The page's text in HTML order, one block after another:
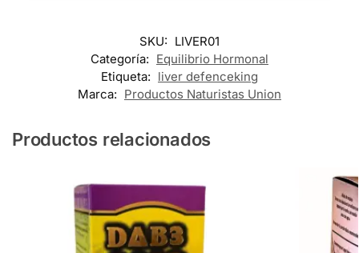
SKU: LIVER01
Categoría: Equilibrio Hormonal
Etiqueta: liver defenceking
Marca: Productos Naturistas Union
Productos relacionados